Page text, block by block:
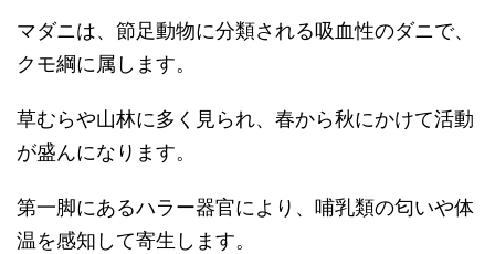
マダニは、節足動物に分類される吸血性のダニで、
クモ綱に属します。
草むらや山林に多く見られ、春から秋にかけて活動
が盛んになります。
第一脚にあるハラー器官により、哺乳類の匂いや体
温を感知して寄生します。